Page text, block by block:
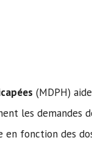
(MDPH)
les
en fonction des